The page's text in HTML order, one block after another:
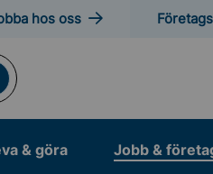
hos oss
& göra Jobb &